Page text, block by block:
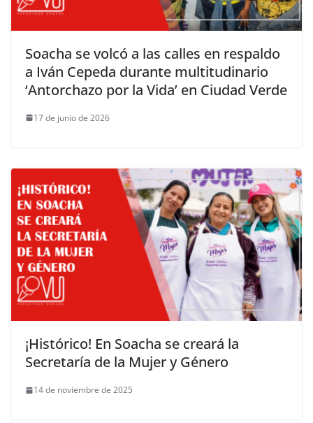
Soacha se volcó a las calles en respaldo
a Iván Cepeda durante multitudinario
‘Antorchazo por la Vida’ en Ciudad Verde
17 de junio de 2026
¡Histórico! En Soacha se creará la
Secretaría de la Mujer y Género
14 de noviembre de 2025